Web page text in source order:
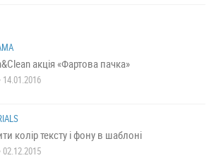
акція «Фартова пачка»
14.01.2016
колір тексту і фону в шаблоні
02.12.2015